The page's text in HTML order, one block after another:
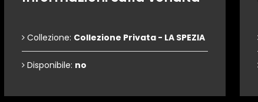
Collezione: Collezione Privata - LA SPEZIA
Disponibile: no